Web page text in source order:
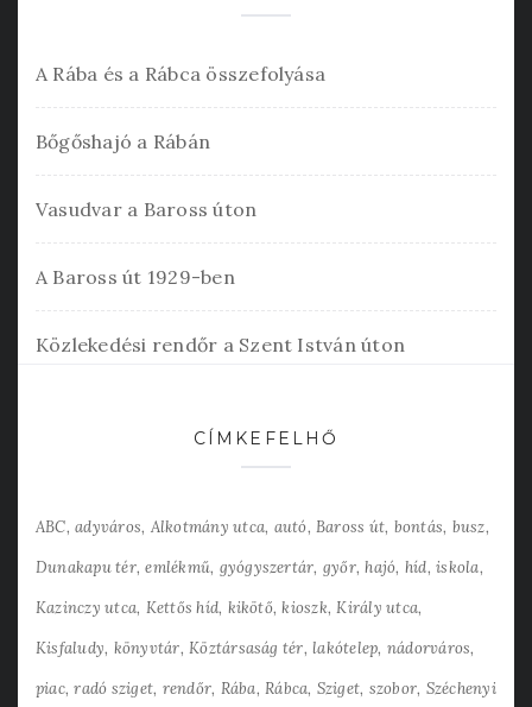
A Rába és a Rábca összefolyása
Bőgőshajó a Rábán
Vasudvar a Baross úton
A Baross út 1929-ben
Közlekedési rendőr a Szent István úton
CÍMKEFELHŐ
ABC adyváros Alkotmány utca autó Baross út bontás busz
Dunakapu tér emlékmű gyógyszertár győr hajó híd iskola
Kazinczy utca Kettős híd kikötő kioszk Király utca
Kisfaludy könyvtár Köztársaság tér lakótelep nádorváros
piac radó sziget rendőr Rába Rábca Sziget szobor Széchenyi